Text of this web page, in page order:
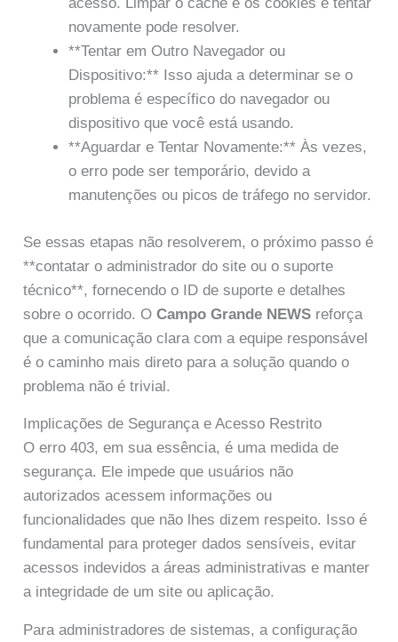
acesso. Limpar o cache e os cookies e tentar
novamente pode resolver.
**Tentar em Outro Navegador ou
Dispositivo:** Isso ajuda a determinar se o
problema é específico do navegador ou
dispositivo que você está usando.
**Aguardar e Tentar Novamente:** Às vezes,
o erro pode ser temporário, devido a
manutenções ou picos de tráfego no servidor.
Se essas etapas não resolverem, o próximo passo é
**contatar o administrador do site ou o suporte
técnico**, fornecendo o ID de suporte e detalhes
sobre o ocorrido. OCampo Grande NEWS reforça
que a comunicação clara com a equipe responsável
é o caminho mais direto para a solução quando o
problema não é trivial.
Implicações de Segurança e Acesso Restrito
O erro 403, em sua essência, é uma medida de
segurança. Ele impede que usuários não
autorizados acessem informações ou
funcionalidades que não lhes dizem respeito. Isso é
fundamental para proteger dados sensíveis, evitar
acessos indevidos a áreas administrativas e manter
a integridade de um site ou aplicação.
Para administradores de sistemas, a configuração